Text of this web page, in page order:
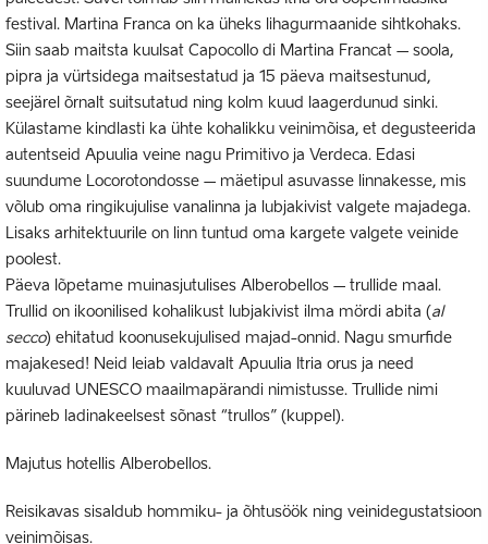
festival. Martina Franca on ka üheks lihagurmaanide sihtkohaks.
Siin saab maitsta kuulsat Capocollo di Martina Francat – soola,
pipra ja vürtsidega maitsestatud ja 15 päeva maitsestunud,
seejärel õrnalt suitsutatud ning kolm kuud laagerdunud sinki.
Külastame kindlasti ka ühte kohalikku veinimõisa, et degusteerida
autentseid Apuulia veine nagu Primitivo ja Verdeca. Edasi
suundume Locorotondosse – mäetipul asuvasse linnakesse, mis
võlub oma ringikujulise vanalinna ja lubjakivist valgete majadega.
Lisaks arhitektuurile on linn tuntud oma kargete valgete veinide
poolest.
Päeva lõpetame muinasjutulises Alberobellos – trullide maal.
Trullid on ikoonilised kohalikust lubjakivist ilma mördi abita (al
secco) ehitatud koonusekujulised majad-onnid. Nagu smurfide
majakesed! Neid leiab valdavalt Apuulia Itria orus ja need
kuuluvad UNESCO maailmapärandi nimistusse. Trullide nimi
pärineb ladinakeelsest sõnast “trullos” (kuppel).
Majutus hotellis Alberobellos.
Reisikavas sisaldub hommiku- ja õhtusöök ning veinidegustatsioon
veinimõisas.